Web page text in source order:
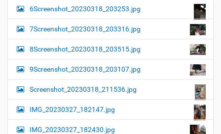
6Screenshot_20230318_203253.jpg
7Screenshot_20230318_203316.jpg
8Screenshot_20230318_203515.jpg
9Screenshot_20230318_203107.jpg
Screenshot_20230318_211536.jpg
IMG_20230327_182147.jpg
IMG_20230327_182430.jpg